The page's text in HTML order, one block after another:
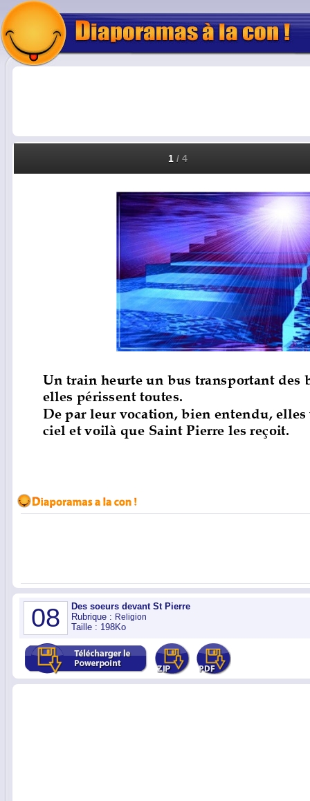
08
Des soeurs devant St Pierre
Rubrique : Religion
Taille : 198Ko